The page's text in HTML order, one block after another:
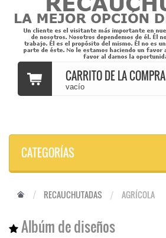
CARRITO DE LA COMPRA
vacío
CATEGORÍAS
RECAUCHUTADAS AGRÍCOLA
Albúm de diseños